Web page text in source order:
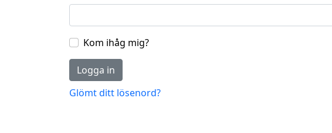
Kom ihåg mig?
Logga in
Glömt ditt lösenord?